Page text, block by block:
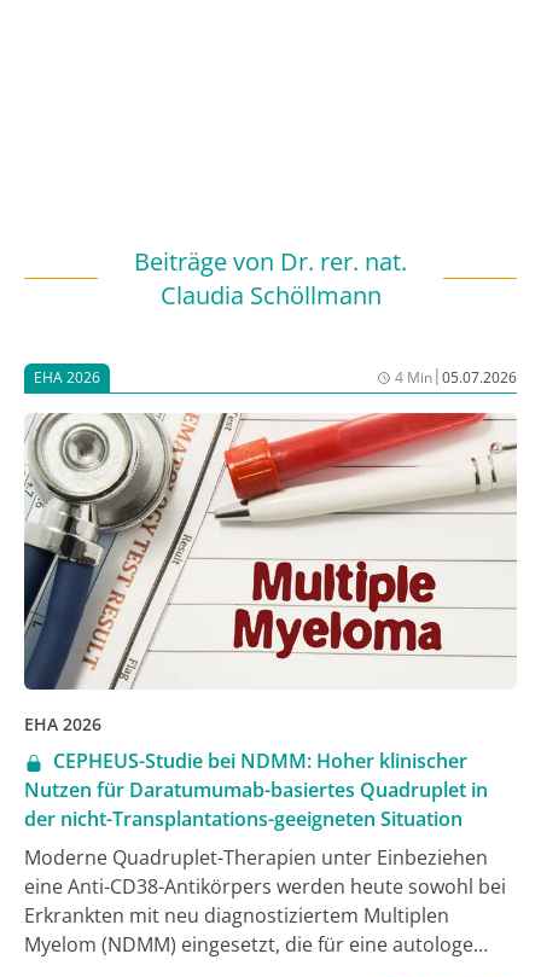
Beiträge von Dr. rer. nat.
Claudia Schöllmann
EHA 2026 4 Min|05.07.2026
EHA 2026
CEPHEUS-Studie bei NDMM: Hoher klinischer
Nutzen für Daratumumab-basiertes Quadruplet in
der nicht-Transplantations-geeigneten Situation
Moderne Quadruplet-Therapien unter Einbeziehen
eine Anti-CD38-Antikörpers werden heute sowohl bei
Erkrankten mit neu diagnostiziertem Multiplen
Myelom (NDMM) eingesetzt, die für eine autologe